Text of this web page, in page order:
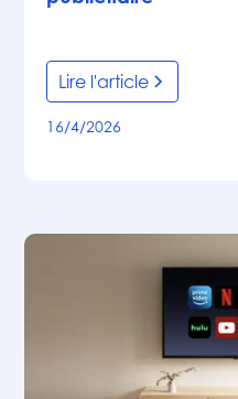
Lire l'article
16/4/2026